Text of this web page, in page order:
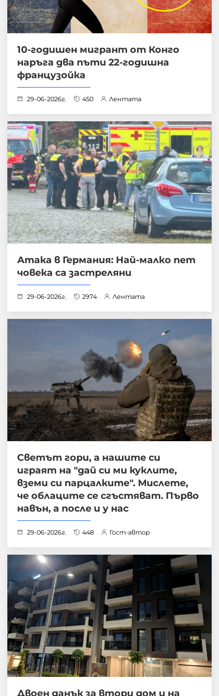
10-годишен мигрант от Конго
наръга два пъти 22-годишна
французойка
29-06-2026г. 450 Лентата
Атака в Германия: Най-малко пет
човека са застреляни
29-06-2026г. 2974 Лентата
Светът гори, а нашите си
играят на "дай си ми куклите,
вземи си парцалките". Мислете,
че облаците се сгъстяват. Първо
навън, а после и у нас
29-06-2026г. 448 Гост-автор
Двоен данък за втори дом и на